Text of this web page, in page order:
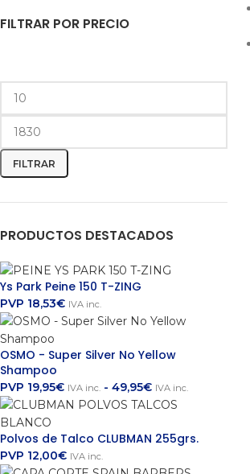
FILTRAR POR PRECIO
FILTRAR
PRODUCTOS DESTACADOS
Ys Park Peine 150 T-ZING
PVP 18,53€ IVA inc.
OSMO - Super Silver No Yellow
Shampoo
PVP 19,95€ IVA inc. - 49,95€ IVA inc.
Polvos de Talco CLUBMAN 255grs.
PVP 12,00€ IVA inc.